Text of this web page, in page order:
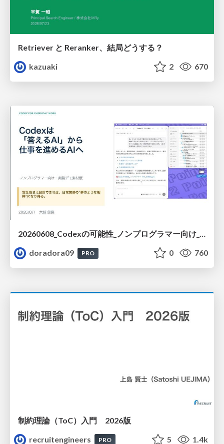
Retriever と Reranker、結局どうする？
kazuaki
2 670
20260608_Codexの可能性_ノンプログラマー向け_大城追記
doradora09
PRO 0 760
制約理論（ToC）入門 2026版
recruitengineers
PRO 5 1.4k